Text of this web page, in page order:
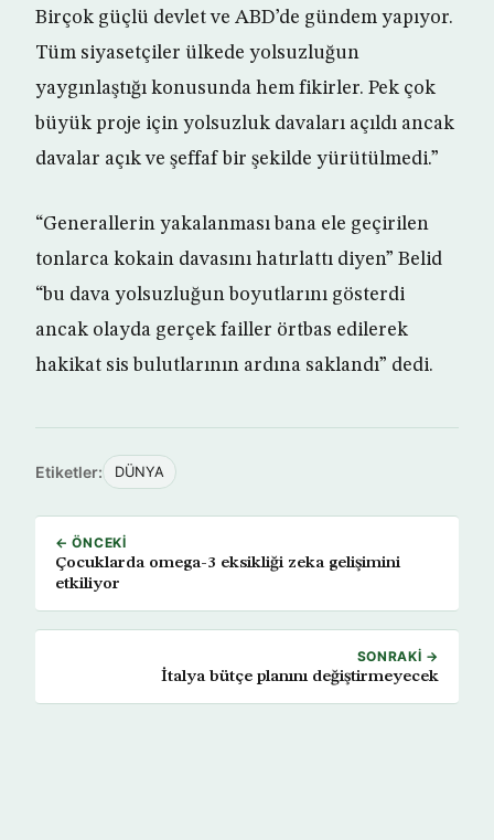
Birçok güçlü devlet ve ABD’de gündem yapıyor.
Tüm siyasetçiler ülkede yolsuzluğun
yaygınlaştığı konusunda hem fikirler. Pek çok
büyük proje için yolsuzluk davaları açıldı ancak
davalar açık ve şeffaf bir şekilde yürütülmedi.”
“Generallerin yakalanması bana ele geçirilen
tonlarca kokain davasını hatırlattı diyen” Belid
“bu dava yolsuzluğun boyutlarını gösterdi
ancak olayda gerçek failler örtbas edilerek
hakikat sis bulutlarının ardına saklandı” dedi.
Etiketler: DÜNYA
← ÖNCEKI
Çocuklarda omega-3 eksikliği zeka gelişimini
etkiliyor
SONRAKI →
İtalya bütçe planını değiştirmeyecek